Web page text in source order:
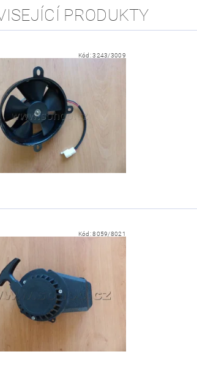
PRODUKTY
Kód:3243/3009
Kód:8059/8021